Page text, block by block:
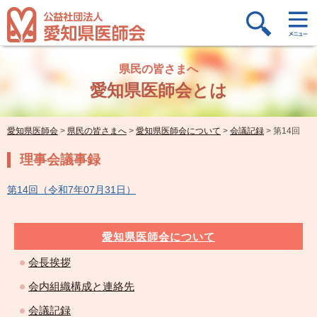
県民の皆さまへ
愛知県医師会とは
愛知県医師会 > 県民の皆さまへ > 愛知県医師会について > 会議記録 > 第14回
理事会議事録
第14回（令和7年07月31日）
愛知県医師会について
会長挨拶
会内組織構成と連絡先
会議記録